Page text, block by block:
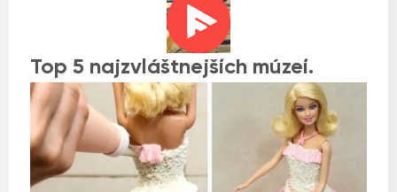
Top 5 najzvláštnejších múzeí.